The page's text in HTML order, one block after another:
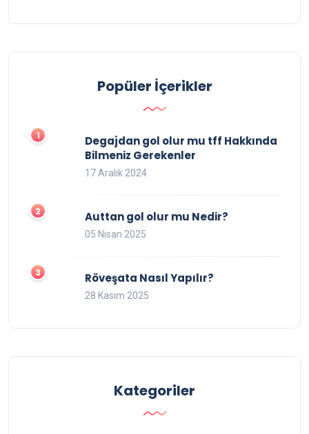
Popüler İçerikler
Degajdan gol olur mu tff Hakkında
Bilmeniz Gerekenler
17 Aralık 2024
Auttan gol olur mu Nedir?
05 Nisan 2025
Röveşata Nasıl Yapılır?
28 Kasım 2025
Kategoriler